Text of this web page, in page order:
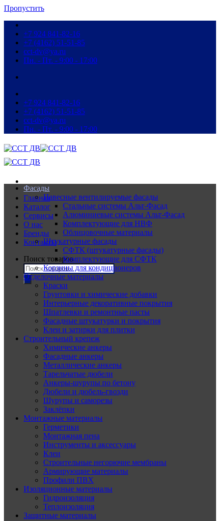
Пропустить
+7 924 841-82-16
+7 (4162) 51-51-85
cct-dv@ya.ru
Пн. - Пт. - 9:00 - 17:00
+7 924 841-82-16
+7 (4162) 51-51-85
cct-dv@ya.ru
Пн. - Пт. - 9:00 - 17:00
Главная
Каталог
Сервисы
О нас
Бренды
Контакты
Поиск товаров
Фасады
Навесные вентилируемые фасады
Стальные системы Альт-Фасад
Алюминиевые системы Альт-Фасад
Комплектующие для НВФ
Облицовочные материалы
Штукатурные фасады
СФТК (штукатурные фасады)
Комплектующие для СФТК
Корзины для кондиционеров
Отделочные материалы
Краски
Грунтовки и химические добавки
Интерьерные декоративные покрытия
Шпатлевки и ремонтные пасты
Фасадные штукатурки и покрытия
Клеи и затирки для плитки
Строительный крепеж
Химические анкеры
Фасадные анкеры
Металлические анкеры
Тарельчатые дюбели
Анкеры-шурупы по бетону
Дюбели и дюбель-гвозди
Шурупы и саморезы
Заклёпки
Монтажные материалы
Герметики
Монтажная пена
Инструменты и аксессуары
Клеи
Строительные негорючие мембраны
Армирующие материалы
Профили ПВХ
Изоляционные материалы
Гидроизоляция
Теплоизоляция
Защитные материалы